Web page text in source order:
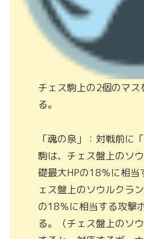
チェス駒上の2個のマ
る。
「魂の泉」：対戦前に
駒は、チェス盤上のソ
礎最大HPの18％に相当
ェス盤上のソウルクラ
の18％に相当する攻撃
る。（チェス盤上のソ